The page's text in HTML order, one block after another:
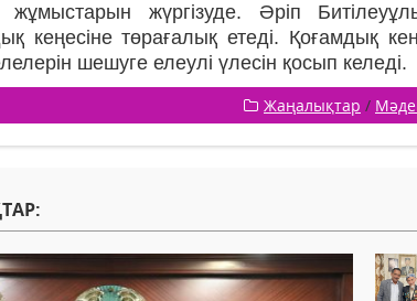
жұмыстарын жүргізуде. Әріп
кеңесіне төрағалық етеді. Қоғамдық
шешуге елеулі үлесін қосып келеді.
Жаңалықтар /